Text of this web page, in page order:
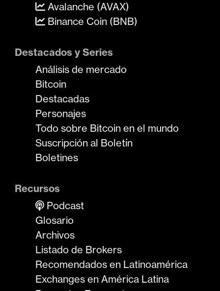
Avalanche (AVAX)
Binance Coin (BNB)
Destacados y Series
Análisis de mercado
Bitcoin
Destacadas
Personajes
Todo sobre Bitcoin en el mundo
Suscripción al Boletín
Boletines
Recursos
Podcast
Glosario
Archivos
Listado de Brokers
Recomendados en Latinoamérica
Exchanges en América Latina